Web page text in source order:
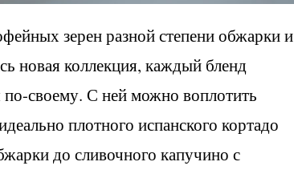
зерен разной степени обжарки и
новая коллекция, каждый бленд
своему. С ней можно воплотить
плотного испанского кортадо
до сливочного капучино с